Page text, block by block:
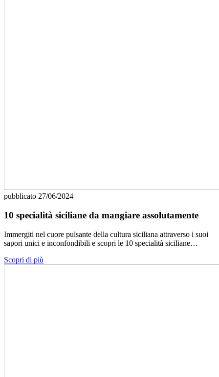
pubblicato 27/06/2024
10 specialità siciliane da mangiare assolutamente
Immergiti nel cuore pulsante della cultura siciliana attraverso i suoi
sapori unici e inconfondibili e scopri le 10 specialità siciliane…
Scopri di più